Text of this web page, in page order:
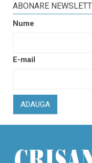
ABONARE
Nume
E-mail
ADAUGA